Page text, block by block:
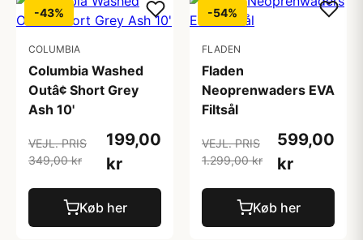
-43%
COLUMBIA
Columbia Washed
Outâ¢ Short Grey
Ash 10'
VEJL. PRIS
349,00 kr
199,00
kr
Køb her
-54%
FLADEN
Fladen
Neoprenwaders EVA
Filtsål
VEJL. PRIS
1.299,00 kr
599,00
kr
Køb her